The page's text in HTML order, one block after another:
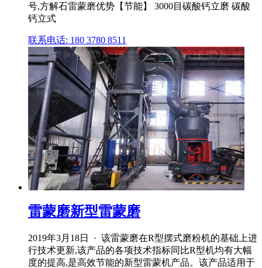
号,方解石雷蒙磨优势【节能】 3000目碳酸钙立磨 碳酸
钙立式
联系电话: 180 3780 8511
雷蒙磨新型雷蒙磨
2019年3月18日 · 该雷蒙磨在R型摆式磨粉机的基础上进
行技术更新,该产品的各项技术指标同比R型机均有大幅
度的提高,是高效节能的新型雷蒙机产品。该产品适用于